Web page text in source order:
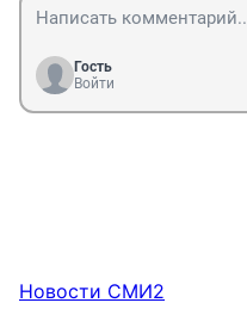
Гость
Войти
Новости СМИ2